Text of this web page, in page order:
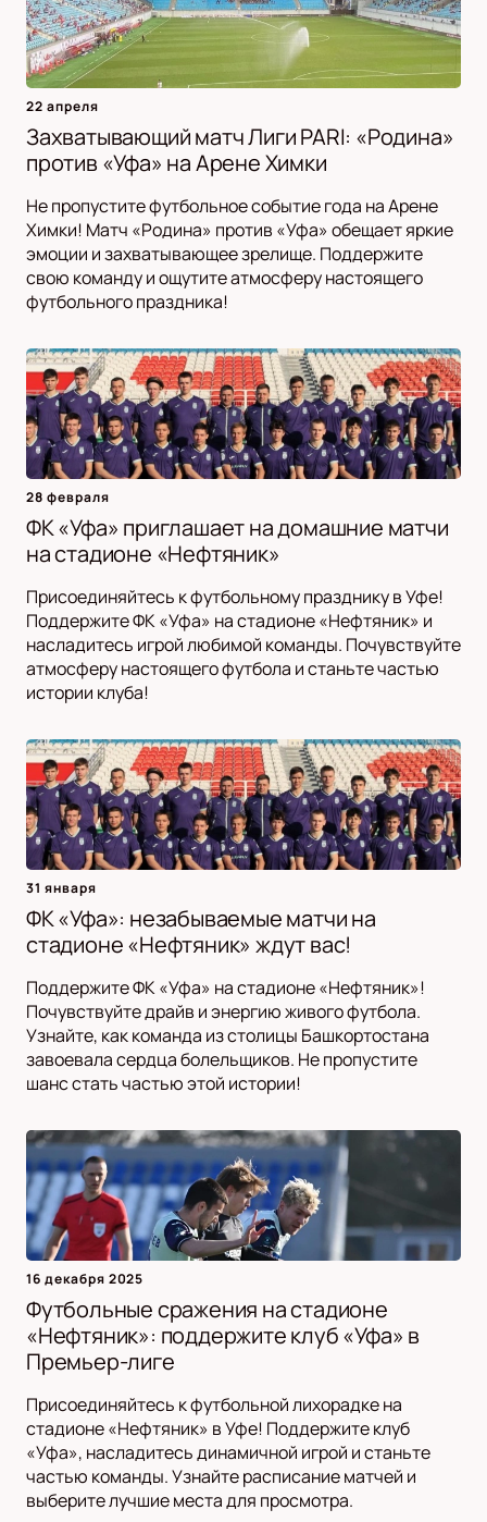
22 апреля
Захватывающий матч Лиги PARI: «Родина»
против «Уфа» на Арене Химки
Не пропустите футбольное событие года на Арене
Химки! Матч «Родина» против «Уфа» обещает яркие
эмоции и захватывающее зрелище. Поддержите
свою команду и ощутите атмосферу настоящего
футбольного праздника!
28 февраля
ФК «Уфа» приглашает на домашние матчи
на стадионе «Нефтяник»
Присоединяйтесь к футбольному празднику в Уфе!
Поддержите ФК «Уфа» на стадионе «Нефтяник» и
насладитесь игрой любимой команды. Почувствуйте
атмосферу настоящего футбола и станьте частью
истории клуба!
31 января
ФК «Уфа»: незабываемые матчи на
стадионе «Нефтяник» ждут вас!
Поддержите ФК «Уфа» на стадионе «Нефтяник»!
Почувствуйте драйв и энергию живого футбола.
Узнайте, как команда из столицы Башкортостана
завоевала сердца болельщиков. Не пропустите
шанс стать частью этой истории!
16 декабря 2025
Футбольные сражения на стадионе
«Нефтяник»: поддержите клуб «Уфа» в
Премьер-лиге
Присоединяйтесь к футбольной лихорадке на
стадионе «Нефтяник» в Уфе! Поддержите клуб
«Уфа», насладитесь динамичной игрой и станьте
частью команды. Узнайте расписание матчей и
выберите лучшие места для просмотра.